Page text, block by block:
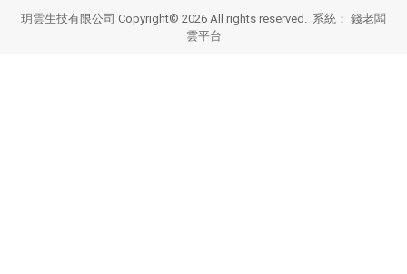
玥雲生技有限公司 Copyright© 2026 All rights reserved. 系統： 錢老闆
雲平台